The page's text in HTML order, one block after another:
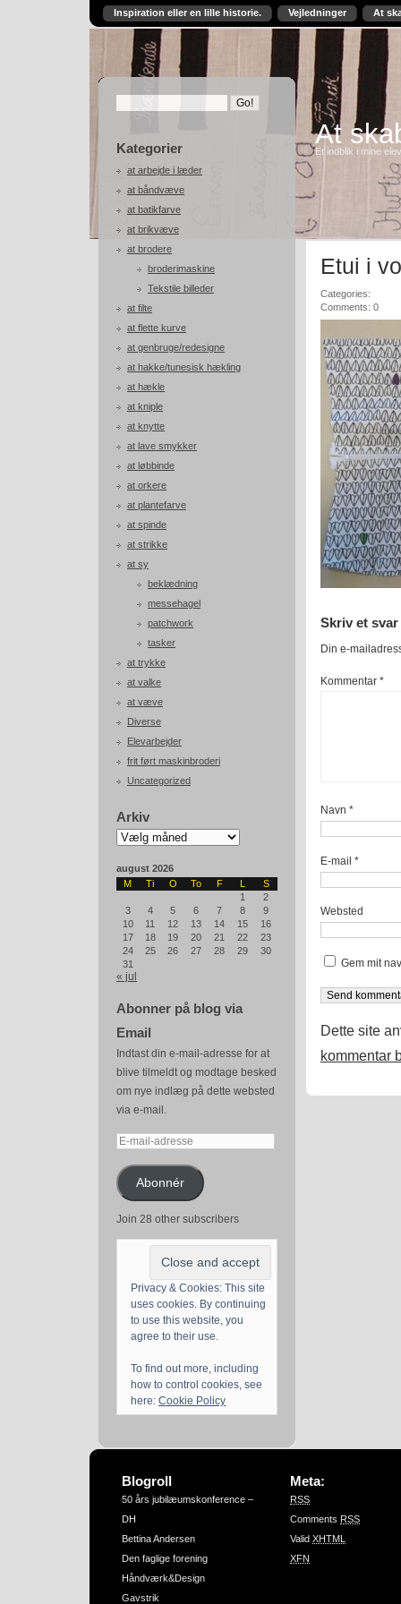
Inspiration eller en lille historie. Vejledninger At
Kategorier
at arbejde i læder
at båndvæve
at batikfarve
at brikvæve
at brodere
broderimaskine
Tekstile billeder
at filte
at flette kurve
at genbruge/redesigne
at hakke/tunesisk hækling
at hækle
at kniple
at knytte
at lave smykker
at løbbinde
at orkere
at plantefarve
at spinde
at strikke
at sy
beklædning
messehagel
patchwork
tasker
at trykke
at valke
at væve
Diverse
Elevarbejder
frit ført maskinbroderi
Uncategorized
Arkiv
Arkiv
august 2026
M
Ti O To F L
S
1
2
3
4 5 6 7 8
9
10
11 12 13 14 15
16
17
18 19 20 21 22
23
24
25 26 27 28 29
30
31
« jul
Abonner på blog via
Email
Indtast din e-mail-adresse for at
blive tilmeldt og modtage besked
om nye indlæg på dette websted
via e-mail.
E-
adresseAbonnér
Join 28 other subscribers
Privacy & Cookies: This site
uses cookies. By continuing
to use this website, you
agree to their use.
To find out more, including
how to control cookies, see
here: Cookie Policy
At
Et indblik i mine
Etui i
Categories:
Comments: 0
Skriv et svar
Din e-
Kommentar *
Navn *
E-mail *
Websted
Gem mit
Dette site
kommentar
Blogroll
50 års jubilæumskonference –
DH
Bettina Andersen
Den faglige forening
Håndværk&Design
Gavstrik
Meta:
RSS
Comments RSS
Valid XHTML
XFN